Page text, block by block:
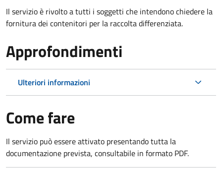
Il servizio è rivolto a tutti i soggetti che intendono chiedere la
fornitura dei contenitori per la raccolta differenziata.
Approfondimenti
Ulteriori informazioni
Come fare
Il servizio può essere attivato presentando tutta la
documentazione prevista, consultabile in formato PDF.